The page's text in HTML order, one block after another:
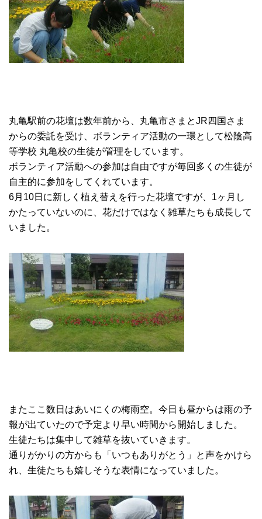
丸亀駅前の花壇は数年前から、丸亀市さまとJR四国さま
からの委託を受け、ボランティア活動の一環として松陰高
等学校 丸亀校の生徒が管理をしています。
ボランティア活動への参加は自由ですが毎回多くの生徒が
自主的に参加をしてくれています。
6月10日に新しく植え替えを行った花壇ですが、1ヶ月し
かたっていないのに、花だけではなく雑草たちも成長して
いました。
またここ数日はあいにくの梅雨空。今日も昼からは雨の予
報が出ていたので予定より早い時間から開始しました。
生徒たちは集中して雑草を抜いていきます。
通りがかりの方からも「いつもありがとう」と声をかけら
れ、生徒たちも嬉しそうな表情になっていました。